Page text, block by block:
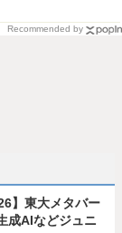
Recommended by
】東大メタバー
成AIなどジュニ